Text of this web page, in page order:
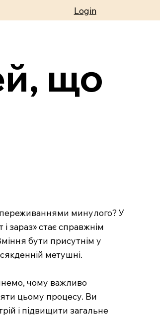
Login
що
переживаннями минулого? У
зараз» стає справжнім
бути присутнім у
метушні.
чому важливо
цьому процесу. Ви
і підвищити загальне